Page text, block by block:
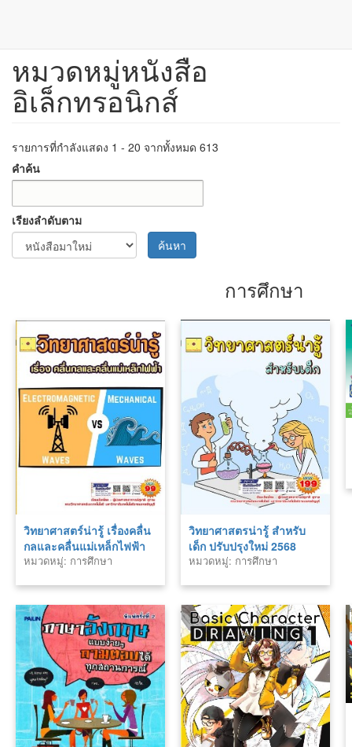
เนื้อหา
หมวดหมู่หนังสือ
อิเล็กทรอนิกส์
รายการที่กำลังแสดง 1 - 20 จากทั้งหมด 613
คำค้น
เรียงลำดับตาม
ค้นหา
การศึกษา
วิทยาศาสตร์น่ารู้ เรื่องคลื่น
กลและคลื่นแม่เหล็กไฟฟ้า
ปรับปรุงใหม่ 2568
หมวดหมู่: การศึกษา
วิทยาศาสตรน่ารู้ สำหรับ
เด็ก ปรับปรุงใหม่ 2568
หมวดหมู่: การศึกษา